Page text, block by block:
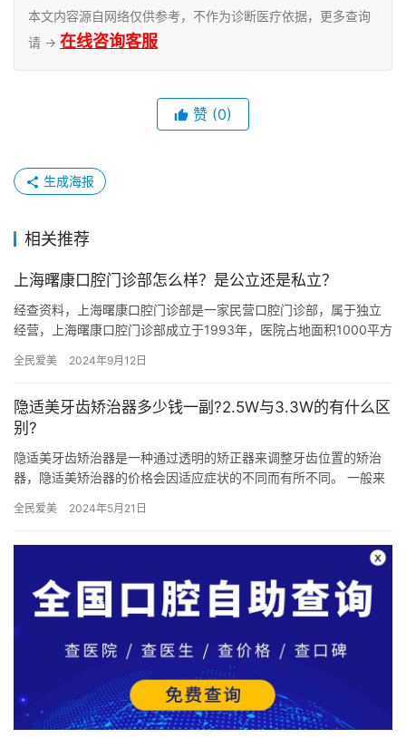
本文内容源自网络仅供参考，不作为诊断医疗依据，更多查询
请 → 在线咨询客服
赞 (0)
生成海报
相关推荐
上海曙康口腔门诊部怎么样？是公立还是私立？
经查资料，上海曙康口腔门诊部是一家民营口腔门诊部，属于独立
经营，上海曙康口腔门诊部成立于1993年，医院占地面积1000平方
全民爱美 2024年9月12日
隐适美牙齿矫治器多少钱一副?2.5W与3.3W的有什么区
别?
隐适美牙齿矫治器是一种通过透明的矫正器来调整牙齿位置的矫治
器，隐适美矫治器的价格会因适应症状的不同而有所不同。 一般来
全民爱美 2024年5月21日